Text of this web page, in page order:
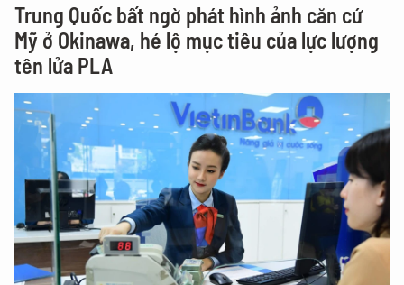
Trung Quốc bất ngờ phát hình ảnh căn cứ
Mỹ ở Okinawa, hé lộ mục tiêu của lực lượng
tên lửa PLA